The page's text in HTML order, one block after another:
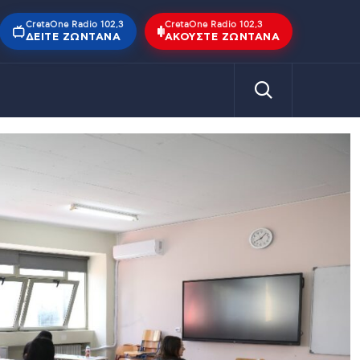
CretaOne Radio 102,3
ΔΕΊΤΕ ΖΩΝΤΑΝΆ
CretaOne Radio 102,3
ΑΚΟΎΣΤΕ ΖΩΝΤΑΝΆ